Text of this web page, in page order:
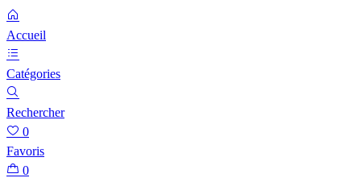
Accueil
Catégories
Rechercher
0
Favoris
0